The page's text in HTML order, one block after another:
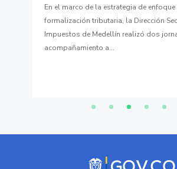
En el marco de la estrategia de
formalización tributaria, la Dirección
Impuestos de Medellín realizó dos
acompañamiento a...